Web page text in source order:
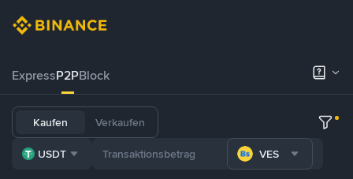
ExpressP2PBlock
Kaufen Verkaufen
USDT VES